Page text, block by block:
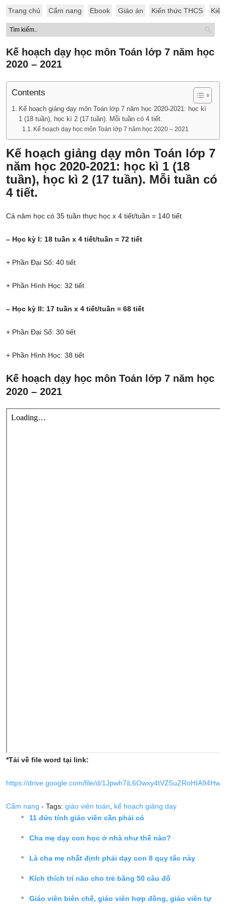
Trang chủ Cẩm nang Ebook Giáo án Kiến thức THCS
Kế hoạch dạy học môn Toán lớp 7 năm học
2020 – 2021
Contents
Kế hoạch giảng dạy môn Toán lớp 7 năm học 2020-2021: học kì
1 (18 tuần), học kì 2 (17 tuần). Mỗi tuần có 4 tiết.
Kế hoạch dạy học môn Toán lớp 7 năm học 2020 – 2021
Kế hoạch giảng dạy môn Toán lớp 7
năm học 2020-2021: học kì 1 (18
tuần), học kì 2 (17 tuần). Mỗi tuần có
4 tiết.
Cả năm học có 35 tuần thực học x 4 tiết/tuần = 140 tiết
– Học kỳ I: 18 tuần x 4 tiết/tuần = 72 tiết
+ Phần Đại Số: 40 tiết
+ Phần Hình Học: 32 tiết
– Học kỳ II: 17 tuần x 4 tiết/tuần = 68 tiết
+ Phần Đại Số: 30 tiết
+ Phần Hình Học: 38 tiết
Kế hoạch dạy học môn Toán lớp 7 năm học
2020 – 2021
*Tải về file word tại link:
https://drive.google.com/file/d/
Cẩm nang - Tags: giáo viên toán
kế hoạch giảng dạy
11 đức tính giáo viên cần phải có
Cha mẹ dạy con học ở nhà như thế nào?
Là cha mẹ nhất định phải dạy con 8 quy tắc này
Kích thích trí não cho trẻ bằng 50 câu đố
Giáo viên biên chế, giáo viên hợp đồng, giáo viên tự